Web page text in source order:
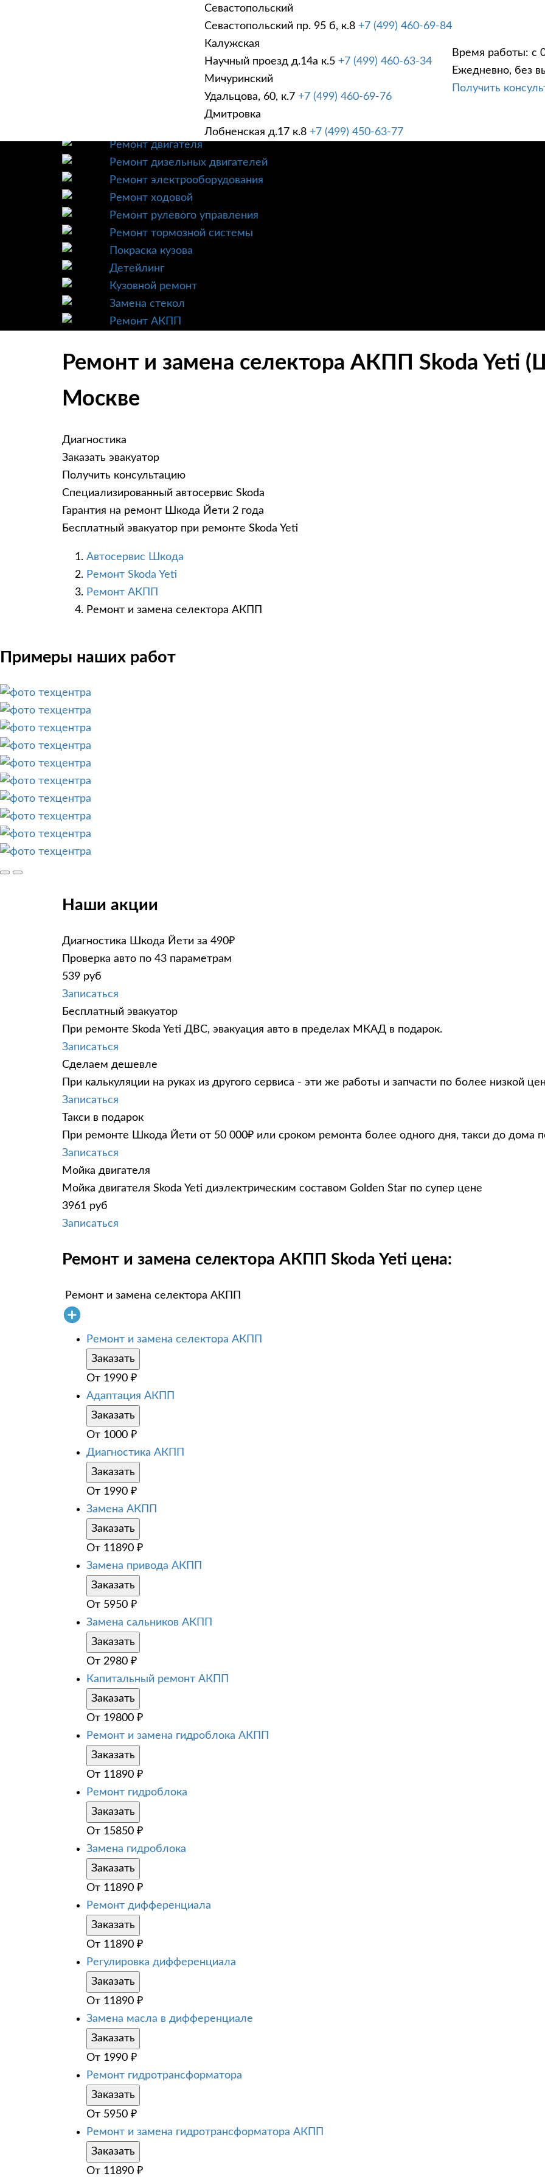
Севастопольский
Севастопольский пр. 95 б, к.8 +7 (499) 460-69-84
Калужская
Научный проезд д.14а к.5 +7 (499) 460-63-34
Мичуринский
Удальцова, 60, к.7 +7 (499) 460-69-76
Дмитровка
Лобненская д.17 к.8 +7 (499) 450-63-77
Время работы: с
Ежедневно, без
Получить
УСЛУГИ
Техническое обслуживание
Ремонт трансмиссии
Ремонт двигателя
Ремонт дизельных двигателей
Ремонт электрооборудования
Ремонт ходовой
Ремонт рулевого управления
Ремонт тормозной системы
Покраска кузова
Детейлинг
Кузовной ремонт
Замена стекол
Ремонт АКПП
Ремонт и замена селектора АКПП Skoda Yeti
Москве
Диагностика
Заказать эвакуатор
Получить консультацию
Специализированный автосервис Skoda
Гарантия на ремонт Шкода Йети 2 года
Бесплатный эвакуатор при ремонте Skoda Yeti
Автосервис Шкода
Ремонт Skoda Yeti
Ремонт АКПП
Ремонт и замена селектора АКПП
Примеры наших работ
Наши акции
Диагностика Шкода Йети за 490₽
Проверка авто по 43 параметрам
539 руб
Записаться
Бесплатный эвакуатор
При ремонте Skoda Yeti ДВС, эвакуация авто в пределах МКАД в подарок.
Записаться
Сделаем дешевле
При калькуляции на руках из другого сервиса - эти же работы и запчасти по более низкой
Записаться
Такси в подарок
При ремонте Шкода Йети от 50 000₽ или сроком ремонта более одного дня, такси до дома
Записаться
Мойка двигателя
Мойка двигателя Skoda Yeti диэлектрическим составом Golden Star по супер цене
3961 руб
Записаться
Ремонт и замена селектора АКПП Skoda Yeti цена:
Ремонт и замена селектора АКПП
Ремонт и замена селектора АКПП
Заказать
От 1990 ₽
Адаптация АКПП
Заказать
От 1000 ₽
Диагностика АКПП
Заказать
От 1990 ₽
Замена АКПП
Заказать
От 11890 ₽
Замена привода АКПП
Заказать
От 5950 ₽
Замена сальников АКПП
Заказать
От 2980 ₽
Капитальный ремонт АКПП
Заказать
От 19800 ₽
Ремонт и замена гидроблока АКПП
Заказать
От 11890 ₽
Ремонт гидроблока
Заказать
От 15850 ₽
Замена гидроблока
Заказать
От 11890 ₽
Ремонт дифференциала
Заказать
От 11890 ₽
Регулировка дифференциала
Заказать
От 11890 ₽
Замена масла в дифференциале
Заказать
От 1990 ₽
Ремонт гидротрансформатора
Заказать
От 5950 ₽
Ремонт и замена гидротрансформатора АКПП
Заказать
От 11890 ₽